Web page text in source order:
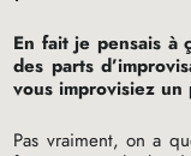
En fait je pensais à
des parts
vous improvisiez un
Pas vraiment, on a